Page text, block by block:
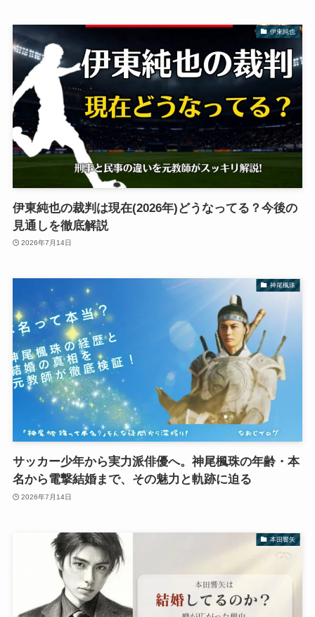
伊東純也
伊東純也の裁判は現在(2026年)どうなってる？今後の
見通しを徹底解説
2026年7月14日
神尾楓珠
サッカー少年から実力派俳優へ。神尾楓珠の年齢・本
名から電撃結婚まで、その魅力と軌跡に迫る
2026年7月14日
本田響矢